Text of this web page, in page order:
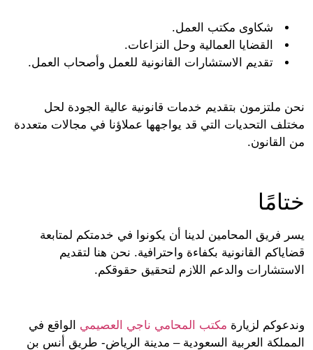
شكاوى مكتب العمل.
القضايا العمالية وحل النزاعات.
تقديم الاستشارات القانونية للعمل وأصحاب العمل.
ملتزمون بتقديم خدمات قانونية عالية الجودة لحل
التحديات التي قد يواجهها عملاؤنا في مجالات متعددة
فريق المحامين لدينا أن يكونوا في خدمتكم لمتابعة
القانونية بكفاءة واحترافية. نحن هنا لتقديم
والدعم اللازم لتحقيق حقوقكم.
لزيارة مكتب المحامي ناجي العصيميالواقع في
العربية السعودية – مدينة الرياض- طريق أنس بن